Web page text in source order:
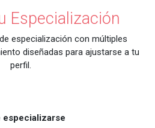
Especialización
especialización con múltiples
diseñadas para ajustarse a tu
perfil.
especializarse